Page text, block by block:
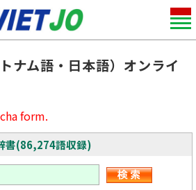
ナム語・日本語）オンライ
form.
書(86,274語収録)